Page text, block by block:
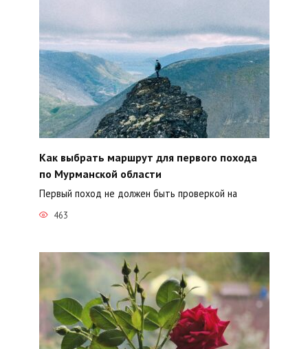
Как выбрать маршрут для первого похода
по Мурманской области
Первый поход не должен быть проверкой на
463